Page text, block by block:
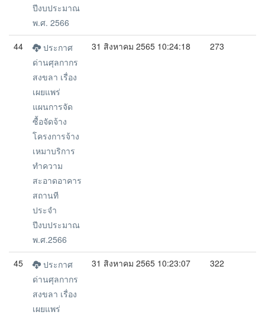
ปีงบประมาณ
พ.ศ. 2566
44
ประกาศ
ด่านศุลกากร
สงขลา เรื่อง
เผยแพร่
แผนการจัด
ซื้อจัดจ้าง
โครงการจ้าง
เหมาบริการ
ทำความ
สะอาดอาคาร
สถานที
ประจำ
ปีงบประมาณ
พ.ศ.2566
31 สิงหาคม 2565 10:24:18 273
45
ประกาศ
ด่านศุลกากร
สงขลา เรื่อง
เผยแพร่
31 สิงหาคม 2565 10:23:07 322